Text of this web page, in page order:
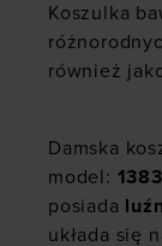
Koszulka
również
Damska
model:
posiada
układa się